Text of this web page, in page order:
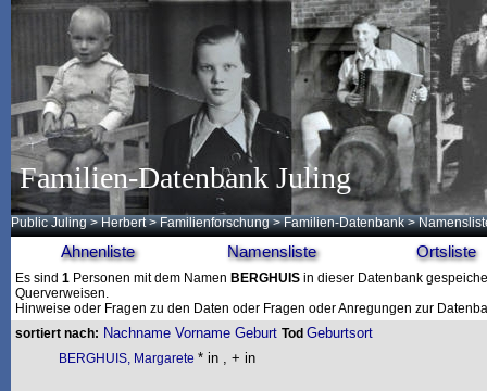
Familien-Datenbank Juling
Public Juling >Herbert >Familienforschung >Familien-Datenbank >
Ahnenliste Namensliste Ortsliste
Es sind 1 Personen mit dem Namen BERGHUIS in dieser Datenbank
Querverweisen.
Hinweise oder Fragen zu den Daten oder Fragen oder Anregungen zur
sortiert nach: Nachname Vorname Geburt Tod Geburtsort
BERGHUIS, Margarete * in , + in